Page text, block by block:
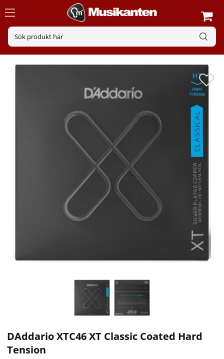
DAddario XTC46 XT Classic Coated Hard
Tension